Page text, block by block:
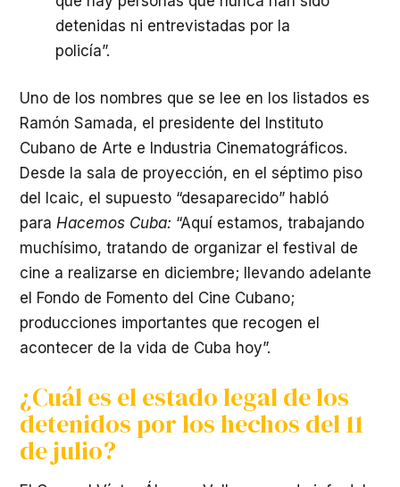
detenidas ni entrevistadas por la
policía”.
Uno de los nombres que se lee en los listados es
Ramón Samada, el presidente del Instituto
Cubano de Arte e Industria Cinematográficos.
Desde la sala de proyección, en el séptimo piso
del Icaic, el supuesto “desaparecido” habló
para Hacemos Cuba: “Aquí estamos, trabajando
muchísimo, tratando de organizar el festival de
cine a realizarse en diciembre; llevando adelante
el Fondo de Fomento del Cine Cubano;
producciones importantes que recogen el
acontecer de la vida de Cuba hoy”.
¿Cuál es el estado legal de los
detenidos por los hechos del 11
de julio?